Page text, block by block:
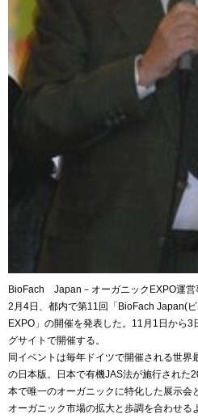
BioFach Japan－オーガニックEXPO運営
2月4日、都内で第11回「BioFach Japan(
EXPO」の開催を発表した。11月1日から3
グサイトで開催する。
同イベントは毎年ドイツで開催される世界
の日本版。日本で有機JAS法が施行された
本で唯一のオーガニックに特化した展示会
オーガニック市場の拡大と歩調を合わせる